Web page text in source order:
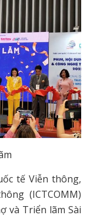
tế Viễn thông,
(ICTCOMM)
và Triển lãm Sài